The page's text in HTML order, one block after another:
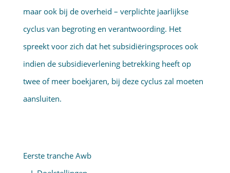
maar ook bij de overheid – verplichte jaarlijk­se
cyclus van begroting en verantwoording. Het
spreekt voor zich dat het subsidi­ëringsproces ook
indien de subsidie­verlening betrekking heeft op
twee of meer boekjaren, bij deze cyclus zal moeten
aansluiten.
Eerste tranche Awb